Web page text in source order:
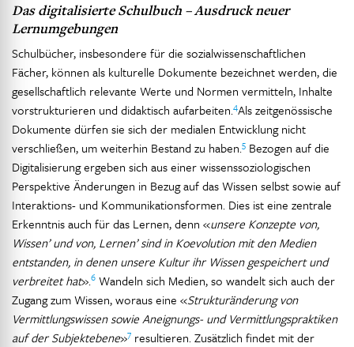
Das digitalisierte Schulbuch – Ausdruck neuer
Lernumgebungen
Schulbücher, insbesondere für die sozialwissenschaftlichen
Fächer, können als kulturelle Dokumente bezeichnet werden, die
gesellschaftlich relevante Werte und Normen vermitteln, Inhalte
vorstrukturieren und didaktisch aufarbeiten.4Als zeitgenössische
Dokumente dürfen sie sich der medialen Entwicklung nicht
verschließen, um weiterhin Bestand zu haben.5 Bezogen auf die
Digitalisierung ergeben sich aus einer wissenssoziologischen
Perspektive Änderungen in Bezug auf das Wissen selbst sowie auf
Interaktions- und Kommunikationsformen. Dies ist eine zentrale
Erkenntnis auch für das Lernen, denn «unsere Konzepte von,
Wissen’ und von, Lernen’ sind in Koevolution mit den Medien
entstanden, in denen unsere Kultur ihr Wissen gespeichert und
verbreitet hat».6 Wandeln sich Medien, so wandelt sich auch der
Zugang zum Wissen, woraus eine «Strukturänderung von
Vermittlungswissen sowie Aneignungs- und Vermittlungspraktiken
auf der Subjektebene»7 resultieren. Zusätzlich findet mit der